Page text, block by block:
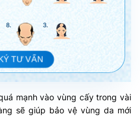
8. 3.
TƯ VẤN
mạnh vào vùng cấy trong vài
sẽ giúp bảo vệ vùng da mới